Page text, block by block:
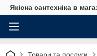
Якісна сантехніка в